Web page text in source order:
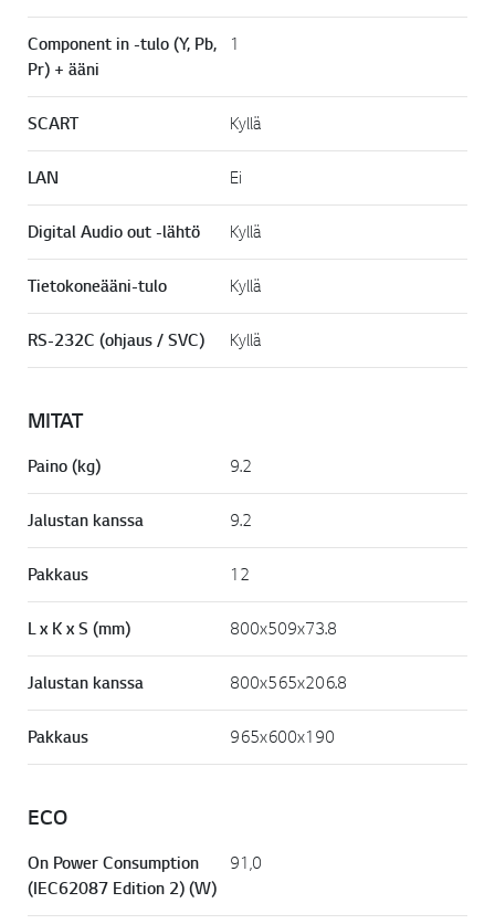
Component in -tulo (Y, Pb,
Pr) + ääni
1
SCART Kyllä
LAN Ei
Digital Audio out -lähtö Kyllä
Tietokoneääni-tulo Kyllä
RS-232C (ohjaus / SVC) Kyllä
MITAT
Paino (kg) 9.2
Jalustan kanssa 9.2
Pakkaus 12
L x K x S (mm) 800x509x73.8
Jalustan kanssa 800x565x206.8
Pakkaus 965x600x190
ECO
On Power Consumption
(IEC62087 Edition 2) (W)
91,0